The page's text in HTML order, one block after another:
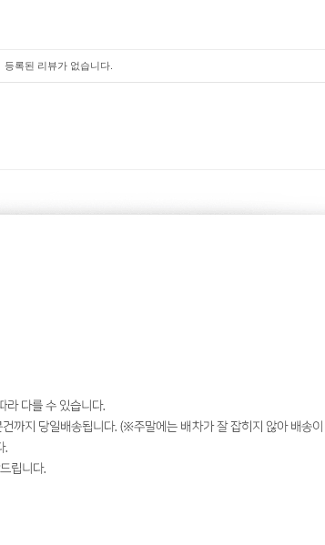
등록된 리뷰가 없습니다.